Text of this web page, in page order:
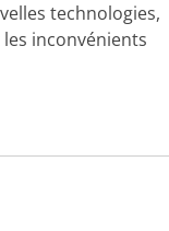
inconvénients